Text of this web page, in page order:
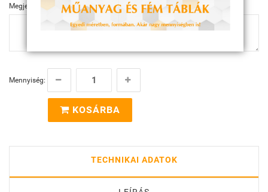
Megjegyzés
Mennyiség:
KOSÁRBA
TECHNIKAI ADATOK